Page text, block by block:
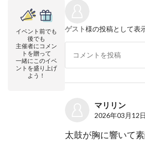
イベント前でも
後でも
主催者にコメン
トを贈って
一緒にこのイベ
ントを盛り上げ
よう！
ゲスト様の投稿として表
マリリン
2026年03月12
太鼓が胸に響いて素